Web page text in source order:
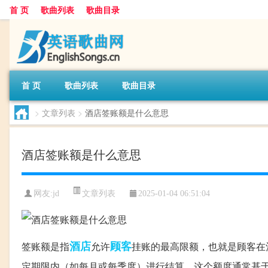
首 页 歌曲列表 歌曲目录
首 页 歌曲列表 歌曲目录
> 文章列表 > 酒店签账额是什么意思
酒店签账额是什么意思
网友:jd 文章列表 2025-01-04 06:51:04
签账额是指酒店允许顾客挂账的最高限额，也就是顾客